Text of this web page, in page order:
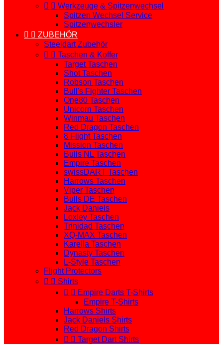
  Werkzeuge & Spitzenwechsel
Spitzen Wechsel Service
Spitzenwechsler
  ZUBEHÖR
Steeldart Zubehör
  Taschen & Koffer
Target Taschen
Shot Taschen
Robson Taschen
Bull's Fighter Taschen
One80 Taschen
Unicorn Taschen
Winmau Taschen
Red Dragon Taschen
8 Flight Taschen
Mission Taschen
Bulls NL Taschen
Empire Taschen
swissDART Taschen
Harrows Taschen
Viper Taschen
Bulls DE Taschen
Jack Daniels
Loxley Taschen
Trinidad Taschen
XQ-MAX Taschen
Karella Taschen
Dynasty Taschen
L-Style Taschen
Flight Protectors
  Shirts
  Empire Darts T-Shirts
Empire T-Shirts
Harrows Shirts
Jack Daniels Shirts
Red Dragon Shirts
  Target Dart Shirts